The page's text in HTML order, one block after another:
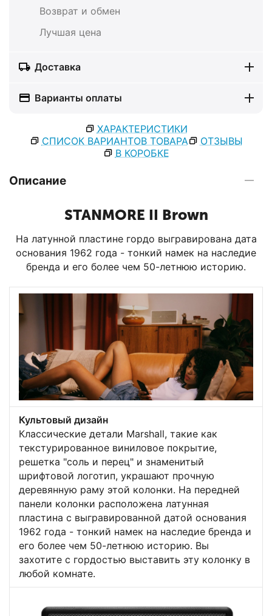
Возврат и обмен
Лучшая цена
Доставка
Варианты оплаты
ХАРАКТЕРИСТИКИ
СПИСОК ВАРИАНТОВ ТОВАРА
ОТЗЫВЫ
В КОРОБКЕ
Описание
STANMORE II Brown
На латунной пластине гордо выгравирована дата
основания 1962 года - тонкий намек на наследие
бренда и его более чем 50-летнюю историю.
Культовый дизайн
Классические детали Marshall, такие как
текстурированное виниловое покрытие,
решетка "соль и перец" и знаменитый
шрифтовой логотип, украшают прочную
деревянную раму этой колонки. На передней
панели колонки расположена латунная
пластина с выгравированной датой основания
1962 года - тонкий намек на наследие бренда и
его более чем 50-летнюю историю. Вы
захотите с гордостью выставить эту колонку в
любой комнате.